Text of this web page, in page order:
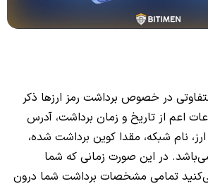
در خصوص برداشت رمز ارزها ذکر
اعم از تاریخ و زمان برداشت، آدرس
نام شبکه، مقدا کوین برداشت شده،
در این صورت زمانی که شما
تمامی مشخصات برداشت شما درون